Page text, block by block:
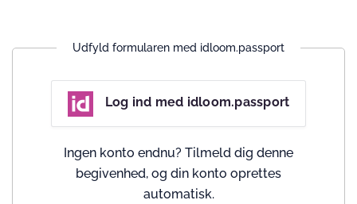
Udfyld formularen med idloom.passport
Log ind med idloom.passport
Ingen konto endnu? Tilmeld dig denne
begivenhed, og din konto oprettes
automatisk.